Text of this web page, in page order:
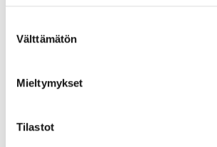
valinta
Välttämätön
Mieltymykset
Tilastot
RS-tuotteet
Katrin